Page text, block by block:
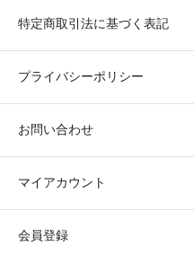
特定商取引法に基づく表記
プライバシーポリシー
お問い合わせ
マイアカウント
会員登録